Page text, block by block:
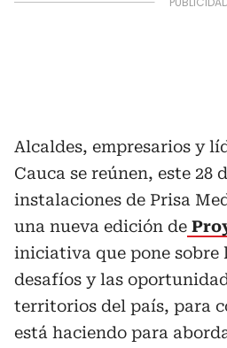
Alcaldes, empresarios y
Cauca se reúnen, este 28
instalaciones de Prisa
una nueva edición de
iniciativa que pone sobre
desafíos y las
territorios del país, para
está haciendo para